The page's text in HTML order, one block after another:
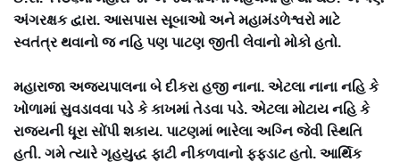
અંગરક્ષક દ્વારા. આસપાસ સૂબાઓ અને મહામંડળેશ્વરો માટે
સ્વતંત્ર થવાનો જ નહિ પણ પાટણ જીતી લેવાનો મોકો હતો.
મહારાજા અજયપાલના બે દીકરા હજી નાના. એટલા નાના નહિ કે
ખોળામાં સુવડાવવા પડે કે કાખમાં તેડવા પડે. એટલા મોટાય નહિ કે
રાજ્યની ધૂરા સોંપી શકાય. પાટણમાં ભારેલા અગ્નિ જેવી સ્થિતિ
હતી. ગમે ત્યારે ગૃહયુદ્ધ ફાટી નીકળવાનો ફફડાટ હતો. આર્થિક